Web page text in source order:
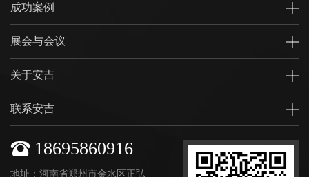
成功案例
展会与会议
关于安吉
联系安吉
18695860916
地址：河南省郑州市金水区正弘